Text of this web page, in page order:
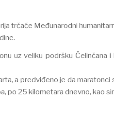
trčaće Međunarodni
uz veliku podršku Čelinčana
a predviđeno je da
po 25 kilometara dnevno, kao